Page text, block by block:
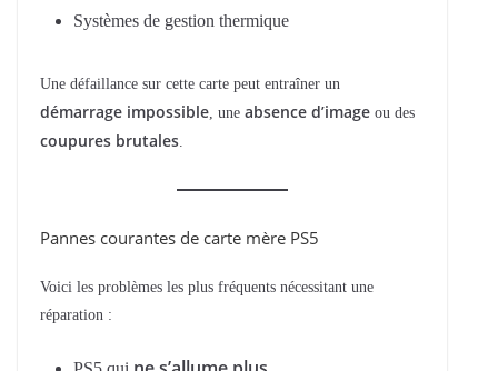
Systèmes de gestion thermique
Une défaillance sur cette carte peut entraîner un
démarrage impossible, une absence d’image ou des
coupures brutales.
Pannes courantes de carte mère PS5
Voici les problèmes les plus fréquents nécessitant une
réparation :